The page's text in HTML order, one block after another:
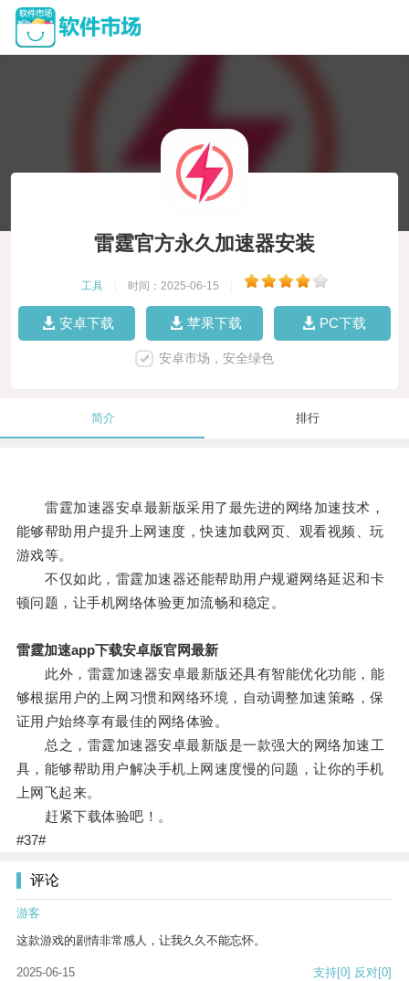
雷霆官方永久加速器安装
工具 时间：2025-06-15
安卓下载 苹果下载 PC下载
安卓市场，安全绿色
简介 排行
雷霆加速器安卓最新版采用了最先进的网络加速技术，
能够帮助用户提升上网速度，快速加载网页、观看视频、玩
游戏等。
不仅如此，雷霆加速器还能帮助用户规避网络延迟和卡
顿问题，让手机网络体验更加流畅和稳定。
雷霆加速app下载安卓版官网最新
此外，雷霆加速器安卓最新版还具有智能优化功能，能
够根据用户的上网习惯和网络环境，自动调整加速策略，保
证用户始终享有最佳的网络体验。
总之，雷霆加速器安卓最新版是一款强大的网络加速工
具，能够帮助用户解决手机上网速度慢的问题，让你的手机
上网飞起来。
赶紧下载体验吧！。
#37#
评论
游客
这款游戏的剧情非常感人，让我久久不能忘怀。
2025-06-15 支持[0] 反对[0]